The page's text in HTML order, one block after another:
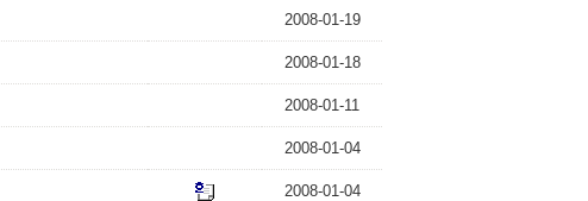
2008-01-19
2008-01-18
2008-01-11
2008-01-04
2008-01-04